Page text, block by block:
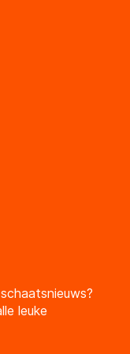
leuke